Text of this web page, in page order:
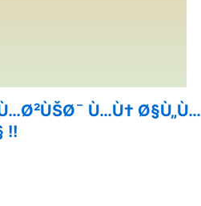
Ù…Ù† Ø§Ù„Ù…
!!